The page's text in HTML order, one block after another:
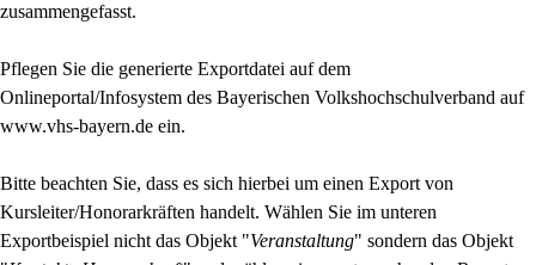
zusammengefasst.
Pflegen Sie die generierte Exportdatei auf dem
Onlineportal/Infosystem des Bayerischen Volkshochschulverband auf
www.vhs-bayern.de ein.
Bitte beachten Sie, dass es sich hierbei um einen Export von
Kursleiter/Honorarkräften handelt. Wählen Sie im unteren
Exportbeispiel nicht das Objekt "Veranstaltung" sondern das Objekt